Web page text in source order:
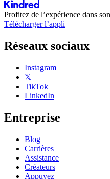
Profitez de l’expérience dans
Télécharger l’appli
Réseaux sociaux
Instagram
𝕏
TikTok
LinkedIn
Entreprise
Blog
Carrières
Assistance
Créateurs
Appuyez